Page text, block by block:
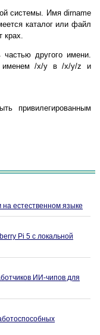
системы. Имя dirname
каталог или файл
крах.
другого имени.
именем /x/y в /x/y/z и
привилегированным
естественном языке
Pi 5 с локальной
ИИ-чипов для